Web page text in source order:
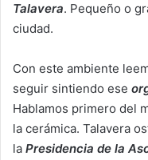
Talavera. Pequeño o
ciudad.
Con este ambiente
seguir sintiendo ese
Hablamos primero del
la cerámica. Talavera
la Presidencia de la